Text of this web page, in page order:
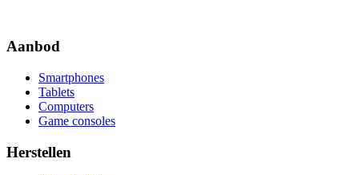
Aanbod
Smartphones
Tablets
Computers
Game consoles
Herstellen